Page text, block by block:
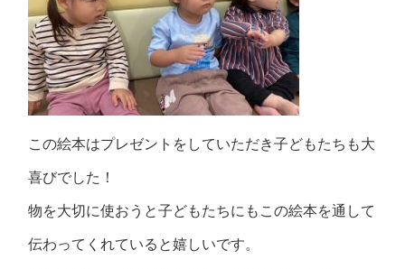
この絵本はプレゼントをしていただき子どもたちも大
喜びでした！
物を大切に使おうと子どもたちにもこの絵本を通して
伝わってくれていると嬉しいです。